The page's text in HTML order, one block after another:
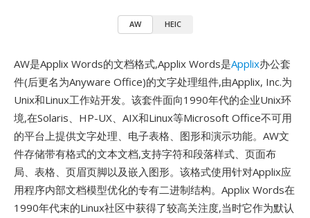
AW HEIC
AW是Applix Words的文档格式,Applix Words是Applix办公套
件(后更名为Anyware Office)的文字处理组件,由Applix, Inc.为
Unix和Linux工作站开发。该套件面向1990年代的企业Unix环
境,在Solaris、HP-UX、AIX和Linux等Microsoft Office不可用
的平台上提供文字处理、电子表格、图形和演示功能。AW文
件存储带有格式的文本文档,支持字符和段落样式、页面布
局、表格、页眉页脚以及嵌入图形。该格式使用针对Applix应
用程序内部文档模型优化的专有二进制结构。Applix Words在
1990年代末的Linux社区中获得了较高关注度,当时它作为默认